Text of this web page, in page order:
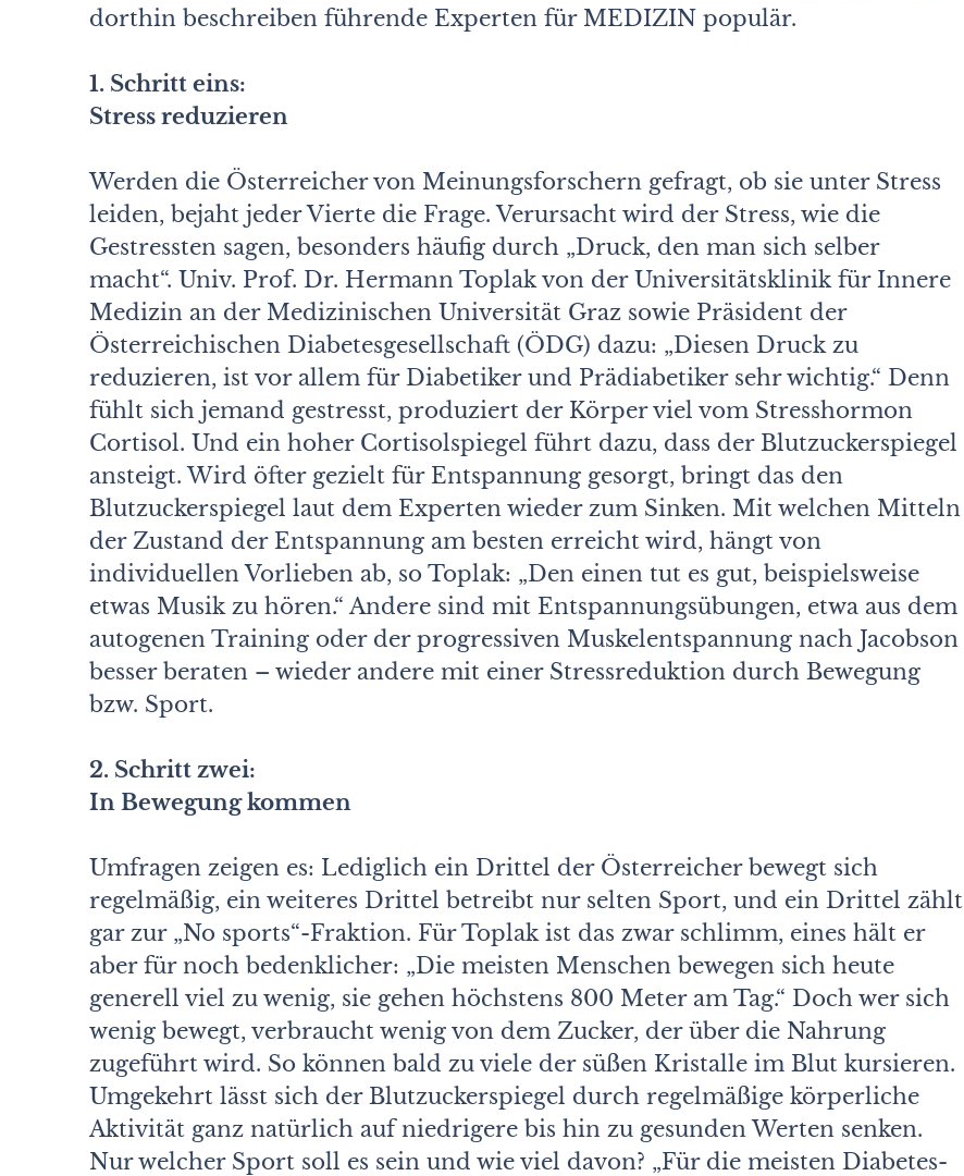
dorthin beschreiben führende Experten für MEDIZIN populär.
1. Schritt eins:
Stress reduzieren
Werden die Österreicher von Meinungsforschern gefragt, ob sie unter Stress
leiden, bejaht jeder Vierte die Frage. Verursacht wird der Stress, wie die
Gestressten sagen, besonders häufig durch „Druck, den man sich selber
macht“. Univ. Prof. Dr. Hermann Toplak von der Universitätsklinik für Innere
Medizin an der Medizinischen Universität Graz sowie Präsident der
Österreichischen Diabetesgesellschaft (ÖDG) dazu: „Diesen Druck zu
reduzieren, ist vor allem für Diabetiker und Prädiabetiker sehr wichtig.“ Denn
fühlt sich jemand gestresst, produziert der Körper viel vom Stresshormon
Cortisol. Und ein hoher Cortisolspiegel führt dazu, dass der Blutzuckerspiegel
ansteigt. Wird öfter gezielt für Entspannung gesorgt, bringt das den
Blutzuckerspiegel laut dem Experten wieder zum Sinken. Mit welchen Mitteln
der Zustand der Entspannung am besten erreicht wird, hängt von
individuellen Vorlieben ab, so Toplak: „Den einen tut es gut, beispielsweise
etwas Musik zu hören.“ Andere sind mit Entspannungsübungen, etwa aus dem
autogenen Training oder der progressiven Muskelentspannung nach Jacobson
besser beraten – wieder andere mit einer Stressreduktion durch Bewegung
bzw. Sport.
2. Schritt zwei:
In Bewegung kommen
Umfragen zeigen es: Lediglich ein Drittel der Österreicher bewegt sich
regelmäßig, ein weiteres Drittel betreibt nur selten Sport, und ein Drittel zählt
gar zur „No sports“-Fraktion. Für Toplak ist das zwar schlimm, eines hält er
aber für noch bedenklicher: „Die meisten Menschen bewegen sich heute
generell viel zu wenig, sie gehen höchstens 800 Meter am Tag.“ Doch wer sich
wenig bewegt, verbraucht wenig von dem Zucker, der über die Nahrung
zugeführt wird. So können bald zu viele der süßen Kristalle im Blut kursieren.
Umgekehrt lässt sich der Blutzuckerspiegel durch regelmäßige körperliche
Aktivität ganz natürlich auf niedrigere bis hin zu gesunden Werten senken.
Nur welcher Sport soll es sein und wie viel davon? „Für die meisten Diabetes-